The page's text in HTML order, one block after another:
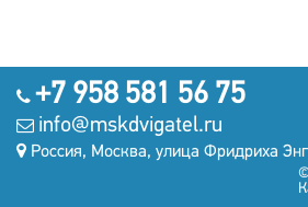
+7 958 581 56 75
info@mskdvigatel.ru
Россия, Москва, улица Фридриха